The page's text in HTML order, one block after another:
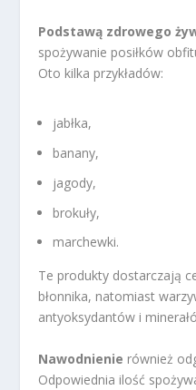
Podstawą zdrowego
spożywanie posiłków
Oto kilka przykładów:
jabłka,
banany,
jagody,
brokuły,
marchewki.
Te produkty dostarczają
błonnika, natomiast
antyoksydantów i
Nawodnienie również
Odpowiednia ilość